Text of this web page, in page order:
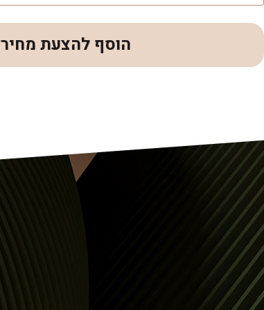
הוסף להצעת מחיר >